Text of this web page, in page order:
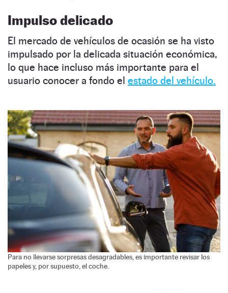
Impulso delicado
El mercado de vehículos de ocasión se ha visto
impulsado por la delicada situación económica,
lo que hace incluso más importante para el
usuario conocer a fondo el estado del vehículo.
Para no llevarse sorpresas desagradables, es importante revisar los
papeles y, por supuesto, el coche.